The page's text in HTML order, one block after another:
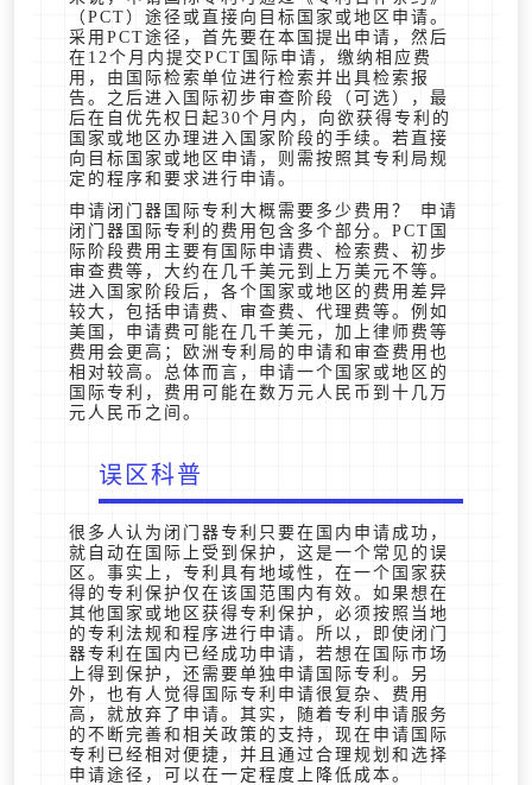
（PCT）途径或直接向目标国家或地区申请。
采用PCT途径，首先要在本国提出申请，然后
在12个月内提交PCT国际申请，缴纳相应费
用，由国际检索单位进行检索并出具检索报
告。之后进入国际初步审查阶段（可选），最
后在自优先权日起30个月内，向欲获得专利的
国家或地区办理进入国家阶段的手续。若直接
向目标国家或地区申请，则需按照其专利局规
定的程序和要求进行申请。
申请闭门器国际专利大概需要多少费用？ 申请
闭门器国际专利的费用包含多个部分。PCT国
际阶段费用主要有国际申请费、检索费、初步
审查费等，大约在几千美元到上万美元不等。
进入国家阶段后，各个国家或地区的费用差异
较大，包括申请费、审查费、代理费等。例如
美国，申请费可能在几千美元，加上律师费等
费用会更高；欧洲专利局的申请和审查费用也
相对较高。总体而言，申请一个国家或地区的
国际专利，费用可能在数万元人民币到十几万
元人民币之间。
误区科普
很多人认为闭门器专利只要在国内申请成功，
就自动在国际上受到保护，这是一个常见的误
区。事实上，专利具有地域性，在一个国家获
得的专利保护仅在该国范围内有效。如果想在
其他国家或地区获得专利保护，必须按照当地
的专利法规和程序进行申请。所以，即使闭门
器专利在国内已经成功申请，若想在国际市场
上得到保护，还需要单独申请国际专利。另
外，也有人觉得国际专利申请很复杂、费用
高，就放弃了申请。其实，随着专利申请服务
的不断完善和相关政策的支持，现在申请国际
专利已经相对便捷，并且通过合理规划和选择
申请途径，可以在一定程度上降低成本。